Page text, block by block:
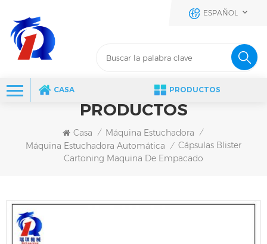
ESPAÑOL
CASA PRODUCTOS
PRODUCTOS
Casa / Máquina Estuchadora /
Máquina Estuchadora Automática / Cápsulas Blister
Cartoning Maquina De Empacado